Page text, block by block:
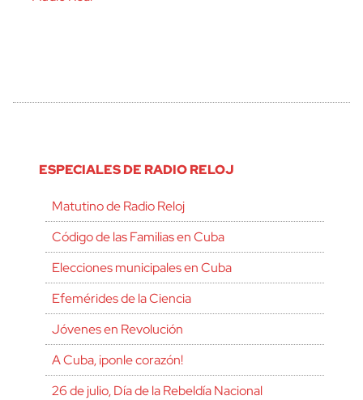
ESPECIALES DE RADIO RELOJ
Matutino de Radio Reloj
Código de las Familias en Cuba
Elecciones municipales en Cuba
Efemérides de la Ciencia
Jóvenes en Revolución
A Cuba, ¡ponle corazón!
26 de julio, Día de la Rebeldía Nacional